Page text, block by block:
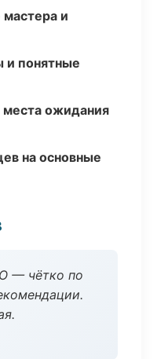
и
и понятные
ожидания
на основные
— чётко по